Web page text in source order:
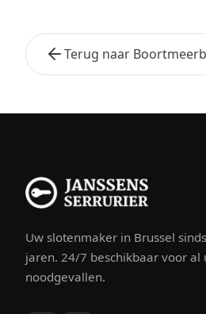
Terug naar
Uw slotenmaker in Brussel
jaren. 24/7 beschikbaar voor al
noodgevallen.